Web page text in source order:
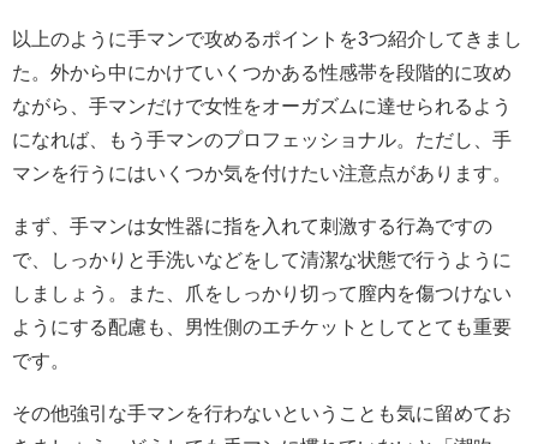
以上のように手マンで攻めるポイントを3つ紹介してきまし
た。外から中にかけていくつかある性感帯を段階的に攻め
ながら、手マンだけで女性をオーガズムに達せられるよう
になれば、もう手マンのプロフェッショナル。ただし、手
マンを行うにはいくつか気を付けたい注意点があります。
まず、手マンは女性器に指を入れて刺激する行為ですの
で、しっかりと手洗いなどをして清潔な状態で行うように
しましょう。また、爪をしっかり切って膣内を傷つけない
ようにする配慮も、男性側のエチケットとしてとても重要
です。
その他強引な手マンを行わないということも気に留めてお